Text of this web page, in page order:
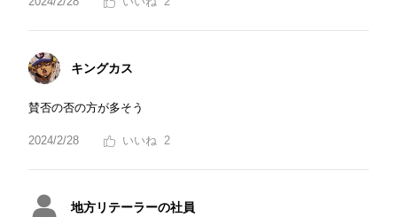
キングカス
賛否の否の方が多そう
2024/2/28 2
地方リテーラーの社員